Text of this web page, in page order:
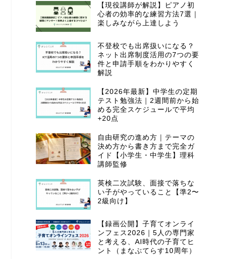
【現役講師が解説】ピアノ初
心者の効率的な練習方法7選｜
楽しみながら上達しよう
不登校でも出席扱いになる？
ネット出席制度活用の7つの要
件と申請手順をわかりやすく
解説
【2026年最新】中学生の定期
テスト勉強法｜2週間前から始
める完全スケジュールで平均
+20点
自由研究の進め方｜テーマの
決め方から書き方まで完全ガ
イド【小学生・中学生】理科
講師監修
英検二次試験、面接で落ちな
い子がやっていること【準2〜
2級向け】
【録画公開】子育てオンライ
ンフェス2026｜5人の専門家
と考える、AI時代の子育てヒ
ント（まなぶてらす10周年）